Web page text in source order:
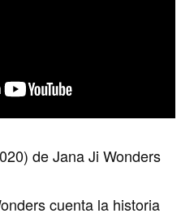
de Jana Ji Wonders
cuenta la historia